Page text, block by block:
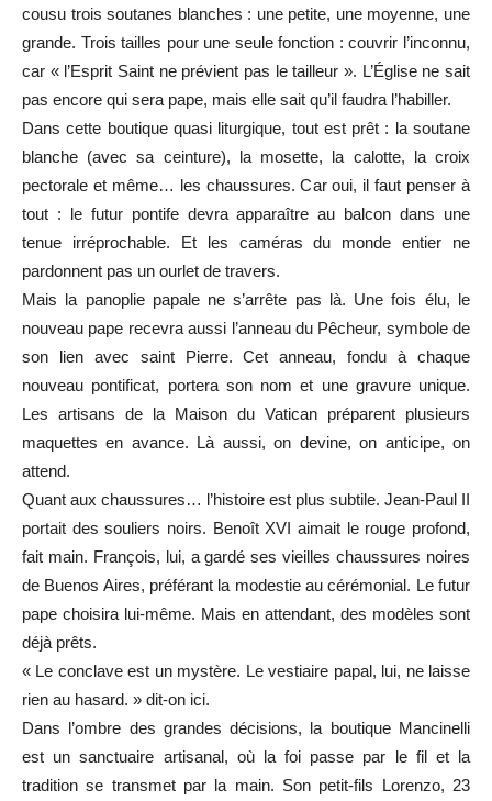
cousu trois soutanes blanches : une petite, une moyenne, une
grande. Trois tailles pour une seule fonction : couvrir l’inconnu,
car « l’Esprit Saint ne prévient pas le tailleur ». L’Église ne sait
pas encore qui sera pape, mais elle sait qu’il faudra l’habiller.
Dans cette boutique quasi liturgique, tout est prêt : la soutane
blanche (avec sa ceinture), la mosette, la calotte, la croix
pectorale et même… les chaussures. Car oui, il faut penser à
tout : le futur pontife devra apparaître au balcon dans une
tenue irréprochable. Et les caméras du monde entier ne
pardonnent pas un ourlet de travers.
Mais la panoplie papale ne s’arrête pas là. Une fois élu, le
nouveau pape recevra aussi l’anneau du Pêcheur, symbole de
son lien avec saint Pierre. Cet anneau, fondu à chaque
nouveau pontificat, portera son nom et une gravure unique.
Les artisans de la Maison du Vatican préparent plusieurs
maquettes en avance. Là aussi, on devine, on anticipe, on
attend.
Quant aux chaussures… l’histoire est plus subtile. Jean-Paul II
portait des souliers noirs. Benoît XVI aimait le rouge profond,
fait main. François, lui, a gardé ses vieilles chaussures noires
de Buenos Aires, préférant la modestie au cérémonial. Le futur
pape choisira lui-même. Mais en attendant, des modèles sont
déjà prêts.
« Le conclave est un mystère. Le vestiaire papal, lui, ne laisse
rien au hasard. » dit-on ici.
Dans l’ombre des grandes décisions, la boutique Mancinelli
est un sanctuaire artisanal, où la foi passe par le fil et la
tradition se transmet par la main. Son petit-fils Lorenzo, 23